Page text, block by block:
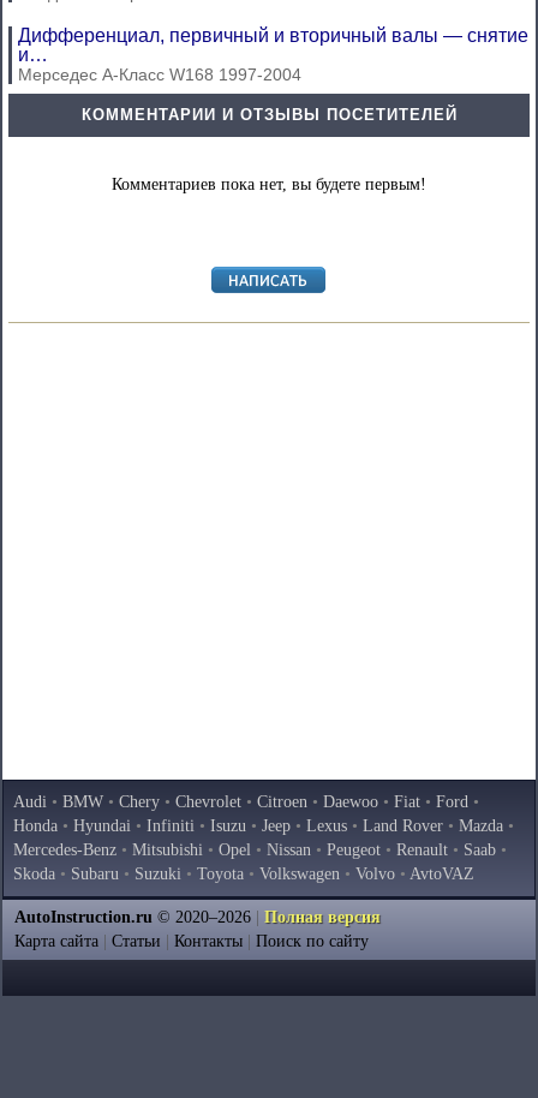
Дифференциал, первичный и вторичный валы — снятие
и…
Мерседес A-Класс W168 1997-2004
КОММЕНТАРИИ И ОТЗЫВЫ ПОСЕТИТЕЛЕЙ
Комментариев пока нет, вы будете первым!
Audi • BMW • Chery • Chevrolet • Citroen • Daewoo • Fiat • Ford •
Honda • Hyundai • Infiniti • Isuzu • Jeep • Lexus • Land Rover • Mazda •
Mercedes-Benz • Mitsubishi • Opel • Nissan • Peugeot • Renault • Saab •
Skoda • Subaru • Suzuki • Toyota • Volkswagen • Volvo • AvtoVAZ
AutoInstruction.ru © 2020–2026
Полная версия
Карта сайта
Статьи Контакты Поиск по сайту